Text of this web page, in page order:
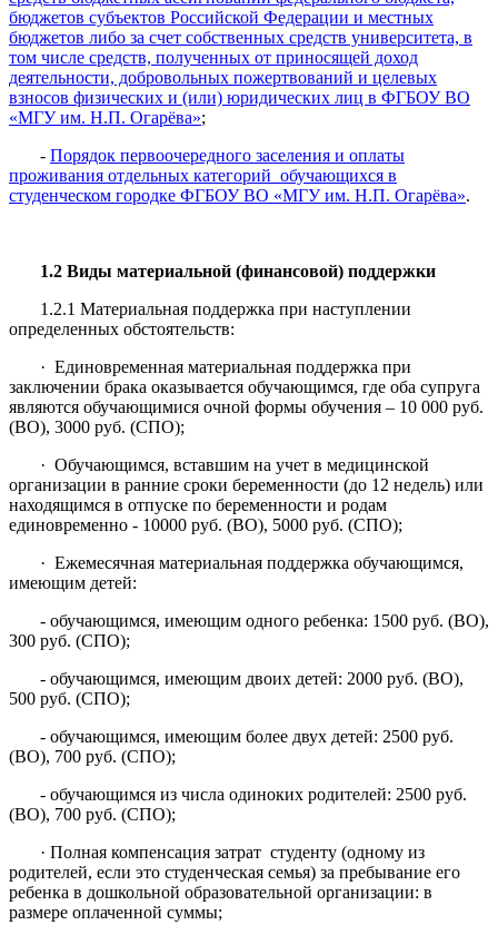
бюджетов субъектов Российской Федерации и местных
бюджетов либо за счет собственных средств университета, в
том числе средств, полученных от приносящей доход
деятельности, добровольных пожертвований и целевых
взносов физических и (или) юридических лиц в ФГБОУ ВО
«МГУ им. Н.П. Огарёва»;
- Порядок первоочередного заселения и оплаты
проживания отдельных категорий обучающихся в
студенческом городке ФГБОУ ВО «МГУ им. Н.П. Огарёва».
1.2 Виды материальной (финансовой) поддержки
1.2.1 Материальная поддержка при наступлении
определенных обстоятельств:
· Единовременная материальная поддержка при
заключении брака оказывается обучающимся, где оба супруга
являются обучающимися очной формы обучения – 10 000 руб.
(ВО), 3000 руб. (СПО);
· Обучающимся, вставшим на учет в медицинской
организации в ранние сроки беременности (до 12 недель) или
находящимся в отпуске по беременности и родам
единовременно - 10000 руб. (ВО), 5000 руб. (СПО);
· Ежемесячная материальная поддержка обучающимся,
имеющим детей:
- обучающимся, имеющим одного ребенка: 1500 руб. (ВО),
300 руб. (СПО);
- обучающимся, имеющим двоих детей: 2000 руб. (ВО),
500 руб. (СПО);
- обучающимся, имеющим более двух детей: 2500 руб.
(ВО), 700 руб. (СПО);
- обучающимся из числа одиноких родителей: 2500 руб.
(ВО), 700 руб. (СПО);
· Полная компенсация затрат студенту (одному из
родителей, если это студенческая семья) за пребывание его
ребенка в дошкольной образовательной организации: в
размере оплаченной суммы;